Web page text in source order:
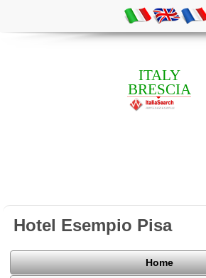
ITALY
BRESCIA
Hotel Esempio Pisa
Home